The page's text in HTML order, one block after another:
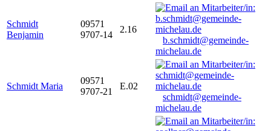
Schmidt
Benjamin
09571
9707-14
2.16
b.schmidt@gemeinde-
michelau.de
Schmidt Maria
09571
9707-21
E.02
schmidt@gemeinde-
michelau.de